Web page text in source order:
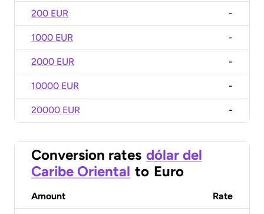
200 EUR -
1000 EUR -
2000 EUR -
10000 EUR -
20000 EUR -
Conversion rates dólar del
Caribe Oriental to Euro
Amount Rate